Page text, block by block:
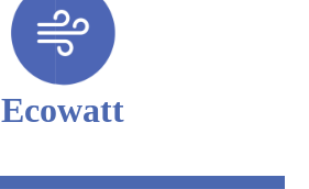
Ecowatt